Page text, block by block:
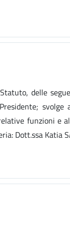
delle
funzioni e
Dott.ssa Katia